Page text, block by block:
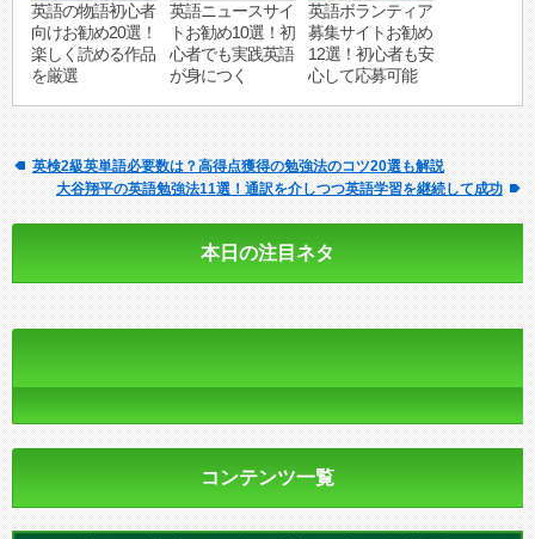
英語の物語初心者
向けお勧め20選！
楽しく読める作品
を厳選
英語ニュースサイ
トお勧め10選！初
心者でも実践英語
が身につく
英語ボランティア
募集サイトお勧め
12選！初心者も安
心して応募可能
英検2級英単語必要数は？高得点獲得の勉強法のコツ20選も解説
大谷翔平の英語勉強法11選！通訳を介しつつ英語学習を継続して成功
本日の注目ネタ
コンテンツ一覧